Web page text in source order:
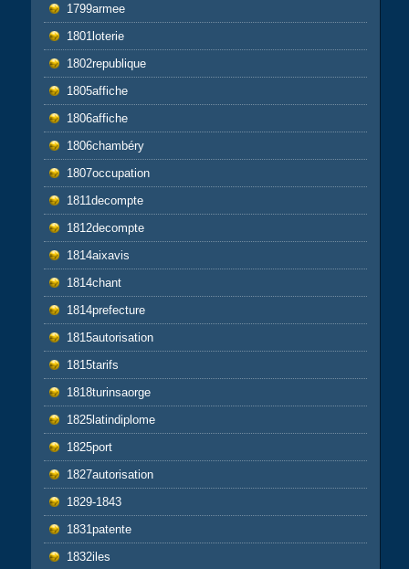
1799armee
1801loterie
1802republique
1805affiche
1806affiche
1806chambéry
1807occupation
1811decompte
1812decompte
1814aixavis
1814chant
1814prefecture
1815autorisation
1815tarifs
1818turinsaorge
1825latindiplome
1825port
1827autorisation
1829-1843
1831patente
1832iles